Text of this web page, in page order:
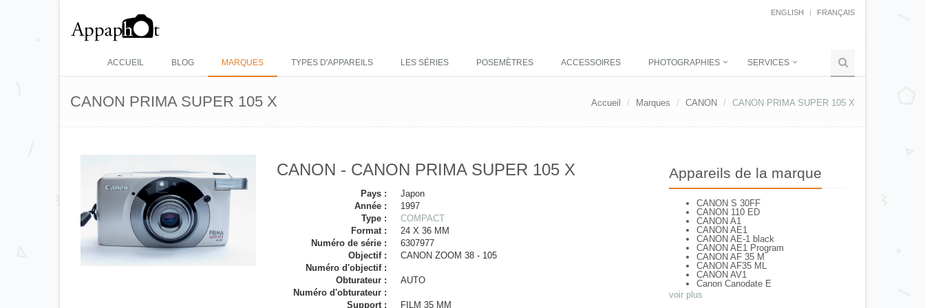
ENGLISH FRANÇAIS
ACCUEIL BLOG MARQUES TYPES D'APPAREILS LES SÉRIES POSEMÈTRES ACCESSOIRES PHOTOGRAPHIES SERVICES
CANON PRIMA SUPER 105 X Accueil Marques CANON CANON PRIMA SUPER 105 X
CANON - CANON PRIMA SUPER 105 X
Pays :
Japon
Année :
1997
Type :
COMPACT
Format :
24 X 36 MM
Numéro de série :
6307977
Objectif :
CANON ZOOM 38 - 105
Numéro d'objectif :
Obturateur :
AUTO
Numéro d'obturateur :
Support :
FILM 35 MM
Appareils de la marque
CANON S 30FF
CANON 110 ED
CANON A1
CANON AE1
CANON AE-1 black
CANON AE1 Program
CANON AF 35 M
CANON AF35 ML
CANON AV1
Canon Canodate E
CANON Canonet QL 25
voir plus